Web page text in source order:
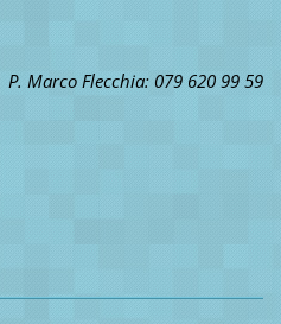
P. Marco Flecchia: 079 620 99 59